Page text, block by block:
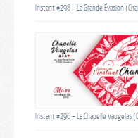
Instant #298 – La Grande Évasion
Instant #296 – La Chapelle Vaugelas